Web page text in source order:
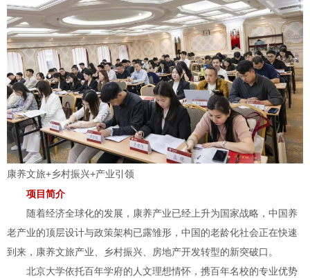
康养文旅+乡村振兴+产业引领
项目简介
随着经济全球化的发展，康养产业已经上升为国家战略，中国养
老产业的顶层设计与政策架构已露雏形，中国的老龄化社会正在快速
到来，康养文旅产业、乡村振兴、房地产开发转型的新突破口。
北京大学依托百年学府的人文理想情怀，携百年名校的专业优势